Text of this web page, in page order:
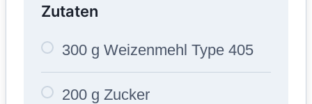
Zutaten
300 g Weizenmehl Type 405
200 g Zucker